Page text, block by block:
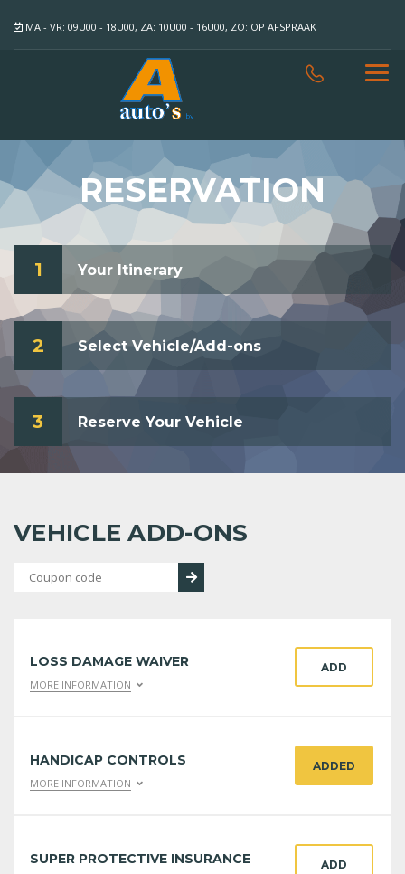
MA - VR: 09U00 - 18U00, ZA: 10U00 - 16U00, ZO: OP AFSPRAAK
RESERVATION
1 Your Itinerary
2 Select Vehicle/Add-ons
3 Reserve Your Vehicle
VEHICLE ADD-ONS
LOSS DAMAGE WAIVER
MORE INFORMATION
ADD
HANDICAP CONTROLS
MORE INFORMATION
ADDED
SUPER PROTECTIVE INSURANCE ADD